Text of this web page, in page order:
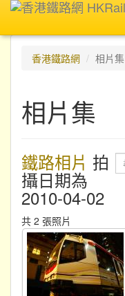
香港鐵路網
相片集
相片集
鐵路相片 拍
攝日期為
2010-04-02
共 2 張照片